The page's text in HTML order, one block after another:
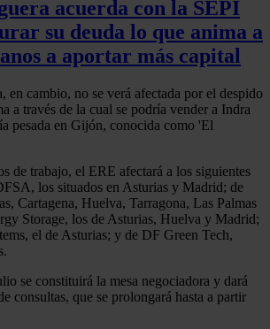
acuerda con la SEPI
su deuda lo que anima a
a aportar más capital
en cambio, no se verá afectada por el despido
a través de la cual se podría vender a Indra
pesada en Gijón, conocida como 'El
de trabajo, el ERE afectará a los siguientes
los situados en Asturias y Madrid; de
Cartagena, Huelva, Tarragona, Las Palmas
Storage, los de Asturias, Huelva y Madrid;
el de Asturias; y de DF Green Tech,
se constituirá la mesa negociadora y dará
consultas, que se prolongará hasta a partir